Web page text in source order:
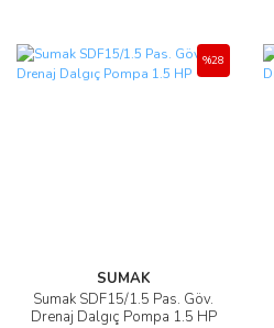
SUMAK
Sumak SDF15/1.5 Pas. Göv.
Drenaj Dalgıç Pompa 1.5 HP
%28